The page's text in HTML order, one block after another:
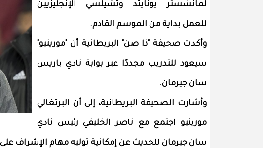
لمانشستر يونايتد وتشيلسي الإنجليزيين
للعمل بداية من الموسم القادم.
وأكدت صحيفة "ذا صن" البريطانية أن "مورينيو"
سيعود للتدريب مجددًا عبر بوابة نادي باريس
سان جيرمان.
وأشارت الصحيفة البريطانية، إلى أن البرتغالي
مورينيو اجتمع مع ناصر الخليفي رئيس نادي
سان جيرمان للحديث عن إمكانية توليه مهام الإشراف